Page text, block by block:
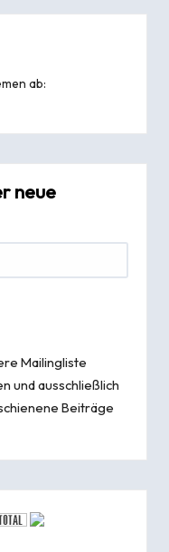
ab:
neue
Mailingliste
und ausschließlich
Beiträge